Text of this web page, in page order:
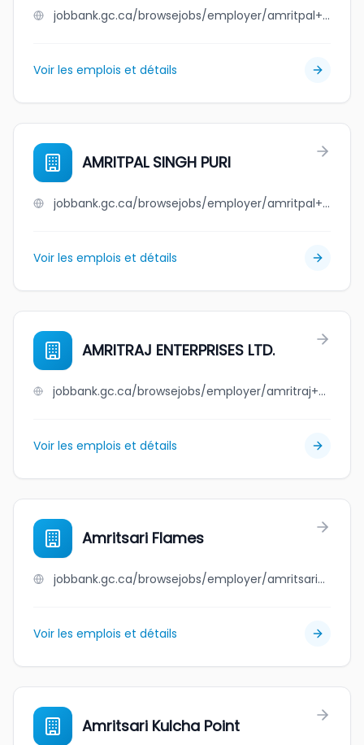
jobbank.gc.ca/browsejobs/employer/amritpal+kaur+bains/ca
Voir les emplois et détails
AMRITPAL SINGH PURI
jobbank.gc.ca/browsejobs/employer/amritpal+singh+puri/ca
Voir les emplois et détails
AMRITRAJ ENTERPRISES LTD.
jobbank.gc.ca/browsejobs/employer/amritraj+enterprises+ltd./ca
Voir les emplois et détails
Amritsari Flames
jobbank.gc.ca/browsejobs/employer/amritsari+flames/ca
Voir les emplois et détails
Amritsari Kulcha Point